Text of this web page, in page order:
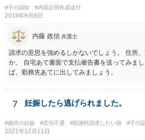
関わりが不可欠となると思われますので、一度
事務所へ早めのご相談をされたほうがよろしい
#子の認知 #内容証明作成送付
2019年9月8日
内藤 政信 弁護士
請求の意思を強めるしかないでしょう。 住所
か。 自宅あて書面で支払催告書を送ってみま
ば、勤務先あてに出してみましょう。
7 妊娠したら逃げられました。
#婚外の妊娠 #音信不通 #慰謝料請求したい側 #子の
2021年12月11日